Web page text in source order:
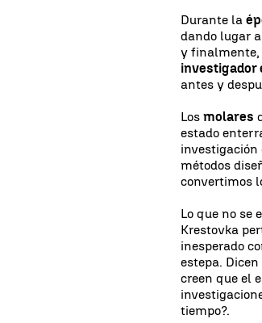
Durante la
dando lugar
y finalmente,
investigador
antes y
Losmolares
estado
investigación
métodos
convertimos
Lo que no se
Krestovka
inesperado
estepa.
creen que el
tiempo?.